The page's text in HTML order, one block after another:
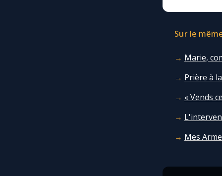
Sur le
Marie,
Prière à
« Vends
Mes